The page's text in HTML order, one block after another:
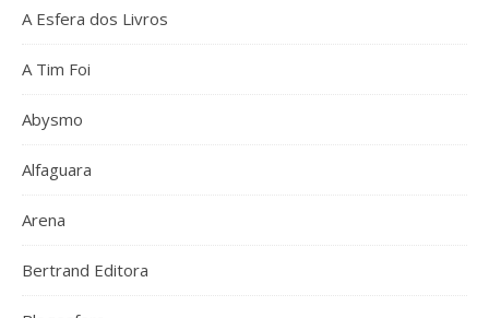
A Esfera dos Livros
A Tim Foi
Abysmo
Alfaguara
Arena
Bertrand Editora